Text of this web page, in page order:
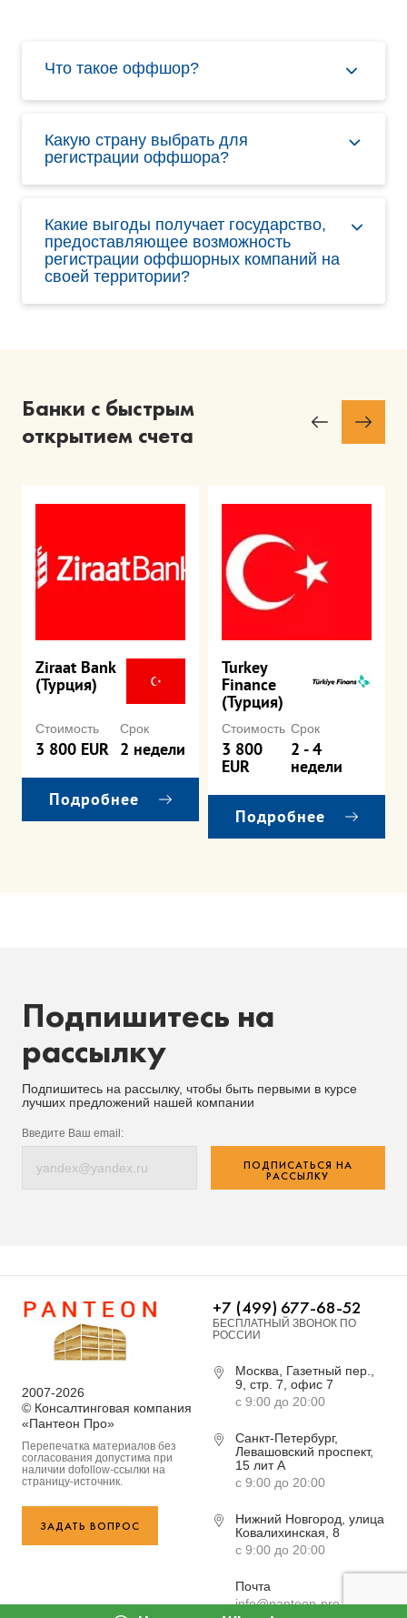
Что такое оффшор?
Какую страну выбрать для
регистрации оффшора?
Какие выгоды получает государство,
предоставляющее возможность
регистрации оффшорных компаний на
своей территории?
Банки с быстрым
открытием счета
Ziraat Bank
(Турция)
Стоимость
3 800 EUR
Срок
2 недели
Подробнее
Turkey
Finance
(Турция)
Стоимость
3 800
EUR
Срок
2 - 4
недели
Подробнее
Подпишитесь на
рассылку
Подпишитесь на рассылку, чтобы быть первыми в курсе
лучших предложений нашей компании
Введите Ваш email:
ПОДПИСАТЬСЯ НА
РАССЫЛКУ
2007-2026
© Консалтинговая компания
«Пантеон Про»
Перепечатка материалов без
согласования допустима при
наличии dofollow-ссылки на
страницу-источник.
ЗАДАТЬ ВОПРОС
+7 (499) 677-68-52
БЕСПЛАТНЫЙ ЗВОНОК ПО
РОССИИ
Москва, Газетный пер.,
9, стр. 7, офис 7
с 9:00 до 20:00
Санкт-Петербург,
Левашовский проспект,
15 лит А
с 9:00 до 20:00
Нижний Новгород, улица
Ковалихинская, 8
с 9:00 до 20:00
Почта
info@panteon-pro.ru